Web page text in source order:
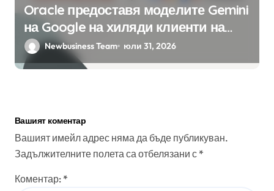
Oracle предоставя моделите Gemini
на Google на хиляди клиенти на
бизнес приложения
Newbusiness Team юли 31, 2026
Вашият коментар
Вашият имейл адрес няма да бъде публикуван.
Задължителните полета са отбелязани с *
Коментар: *